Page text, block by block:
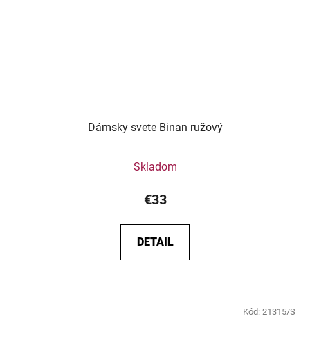
Dámsky svete Binan ružový
Skladom
€33
DETAIL
Kód: 21315/S